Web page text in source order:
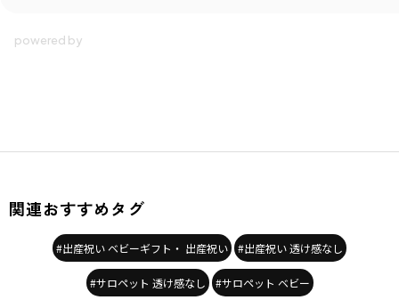
関連おすすめタグ
#出産祝い ベビーギフト・ 出産祝い #出産祝い 透け感なし
#サロペット 透け感なし #サロペット ベビー